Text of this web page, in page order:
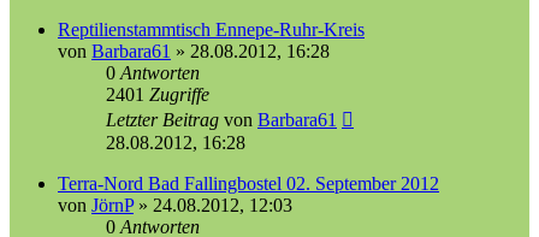
Reptilienstammtisch Ennepe-Ruhr-Kreis
von Barbara61 » 28.08.2012, 16:28
0 Antworten
2401 Zugriffe
Letzter Beitrag von Barbara61
28.08.2012, 16:28
Terra-Nord Bad Fallingbostel 02. September 2012
von JörnP» 24.08.2012, 12:03
0 Antworten